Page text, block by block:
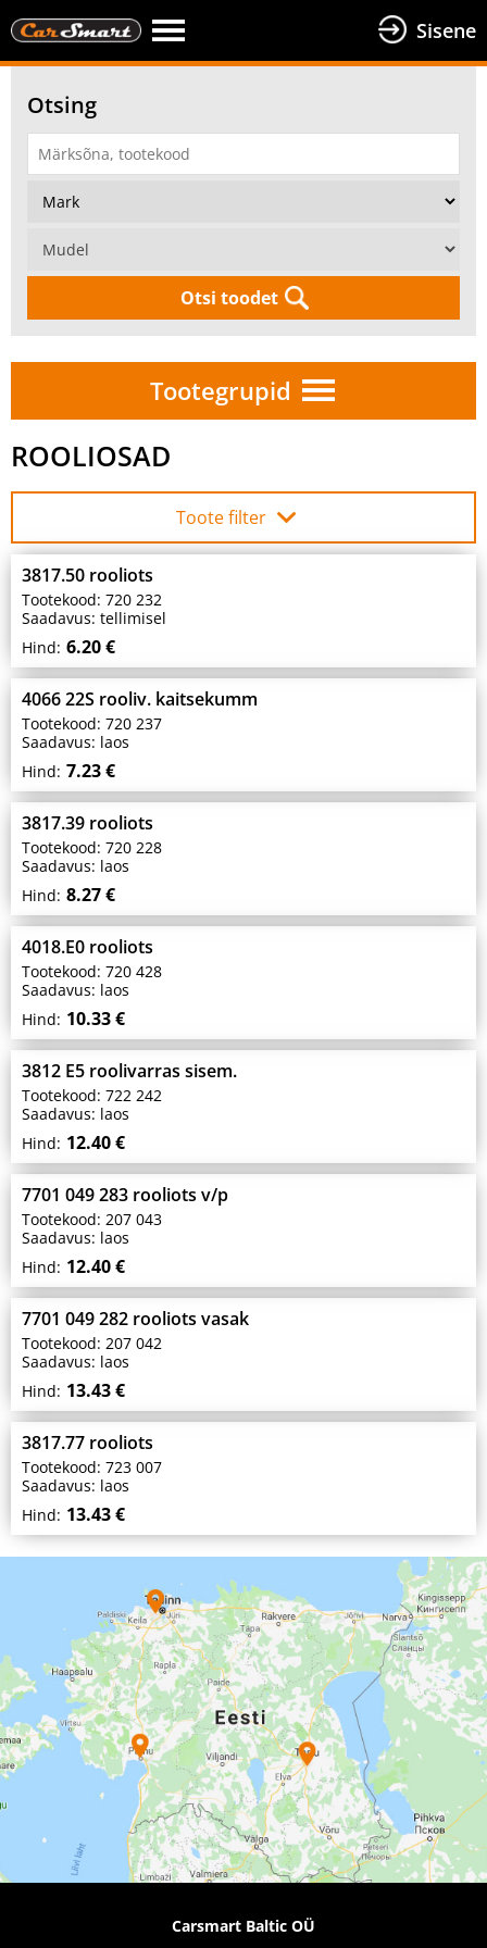
Sisene
Otsing
Otsi toodet
Tootegrupid
ROOLIOSAD
Toote filter
3817.50 rooliots
Tootekood: 720 232
Saadavus: tellimisel
Hind: 6.20 €
4066 22S rooliv. kaitsekumm
Tootekood: 720 237
Saadavus: laos
Hind: 7.23 €
3817.39 rooliots
Tootekood: 720 228
Saadavus: laos
Hind: 8.27 €
4018.E0 rooliots
Tootekood: 720 428
Saadavus: laos
Hind: 10.33 €
3812 E5 roolivarras sisem.
Tootekood: 722 242
Saadavus: laos
Hind: 12.40 €
7701 049 283 rooliots v/p
Tootekood: 207 043
Saadavus: laos
Hind: 12.40 €
7701 049 282 rooliots vasak
Tootekood: 207 042
Saadavus: laos
Hind: 13.43 €
3817.77 rooliots
Tootekood: 723 007
Saadavus: laos
Hind: 13.43 €
Carsmart Baltic OÜ